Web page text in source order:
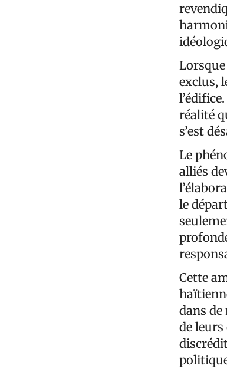
exclus,
réalité
s’est
Le
alliés
le
Cette
dans de
de leurs